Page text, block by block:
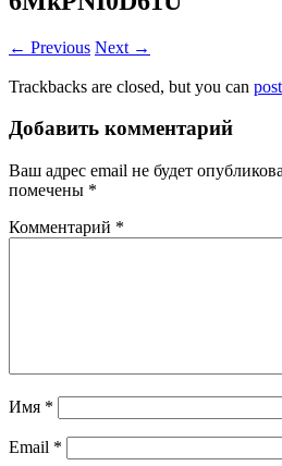
← Previous Next →
Trackbacks are closed, but you can
Добавить комментарий
Ваш адрес email не будет
помечены *
Комментарий *
Имя *
Email *